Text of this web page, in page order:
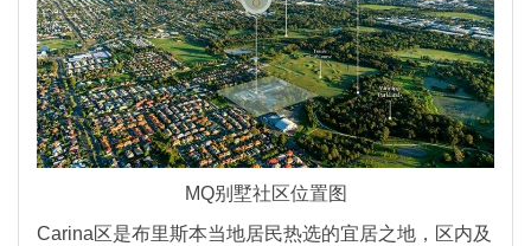
MQ别墅社区位置图
Carina区是布里斯本当地居民热选的宜居之地，区内及